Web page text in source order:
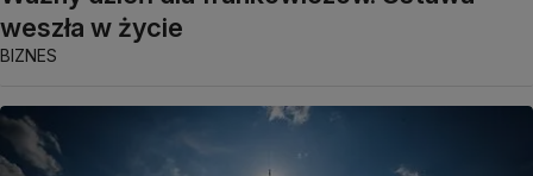
weszła w życie
BIZNES